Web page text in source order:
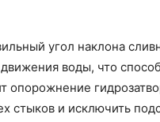
угол наклона
воды, что
опорожнение
стыков и исключить